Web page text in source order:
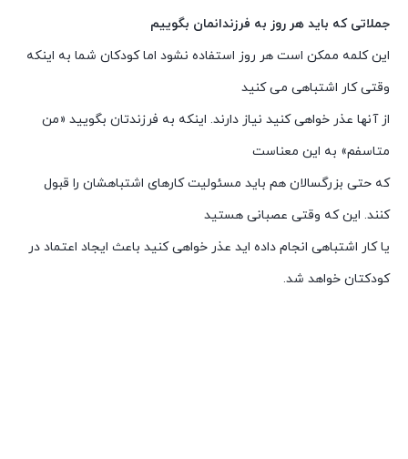
جملاتی که باید هر روز به فرزندانمان بگوییم
این کلمه ممکن است هر روز استفاده نشود اما کودکان شما به اینکه
وقتی کار اشتباهی می کنید
از آنها عذر خواهی کنید نیاز دارند. اینکه به فرزندتان بگویید «من
متاسفم» به این معناست
که حتی بزرگسالان هم باید مسئولیت کارهای اشتباهشان را قبول
کنند. این که وقتی عصبانی هستید
یا کار اشتباهی انجام داده اید عذر خواهی کنید باعث ایجاد اعتماد در
کودکتان خواهد شد.